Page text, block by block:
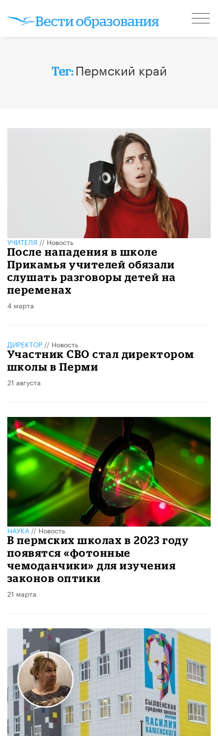
Тег: Пермский край
УЧИТЕЛЯ//Новость
После нападения в школе
Прикамья учителей обязали
слушать разговоры детей на
переменах
4 марта
ДИРЕКТОР // Новость
Участник СВО стал директором
школы в Перми
21 августа
НАУКА//Новость
В пермских школах в 2023 году
появятся «фотонные
чемоданчики» для изучения
законов оптики
21 марта